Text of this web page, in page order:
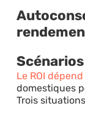
Le ROI
domestiques
Trois